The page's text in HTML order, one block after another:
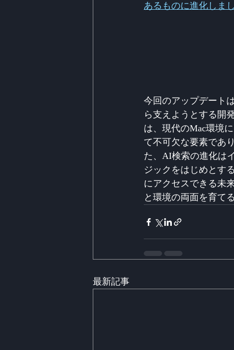
あるものに進化しま
今回のアップデート
ら支えようとする開
は、現代のMac環境
て不可欠な要素であ
た、AI検索の進化は
ジックをはじめとす
にアクセスできる未
と環境の両面を育て
最新記事